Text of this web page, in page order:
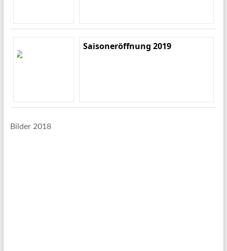
Saisoneröffnung 2019
Bilder 2018